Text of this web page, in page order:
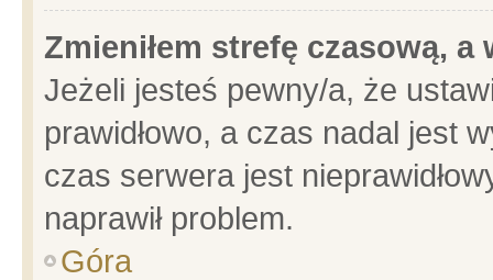
Zmieniłem strefę czasową,
Jeżeli jesteś pewny/a, że
prawidłowo, a czas nadal jest
czas serwera jest
naprawił problem.
Góra